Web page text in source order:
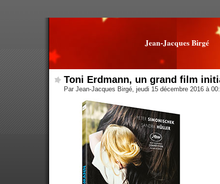
Jean-Jacques Birgé
Toni Erdmann, un grand film
Par Jean-Jacques Birgé, jeudi 15 décembre 2016 à